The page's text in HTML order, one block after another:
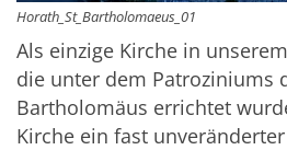
Horath_St_Bartholomaeus_01
Als einzige Kirche in
die unter dem Patroziniums
Bartholomäus errichtet
Kirche ein fast